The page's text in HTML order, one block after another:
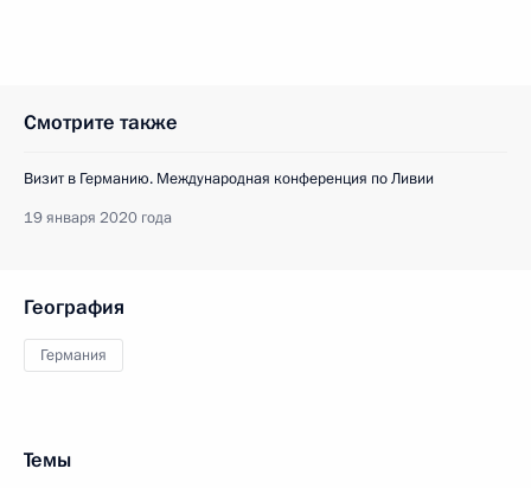
Смотрите также
Визит в Германию. Международная конференция по Ливии
19 января 2020 года
География
Германия
Темы